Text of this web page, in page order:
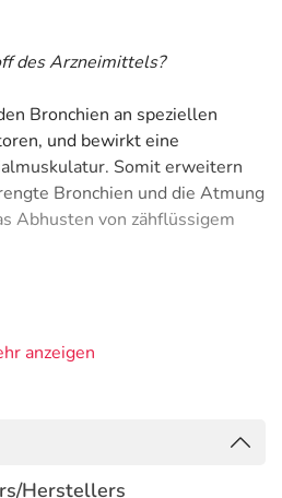
des Arzneimittels?
Bronchien an speziellen
und bewirkt eine
Somit erweitern
Bronchien und die Atmung
Abhusten von zähflüssigem
anzeigen
Herstellers